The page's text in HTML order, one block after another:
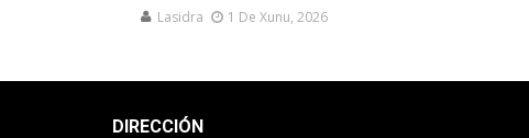
Lasidra 1 De Xunu, 2026
DIRECCIÓN